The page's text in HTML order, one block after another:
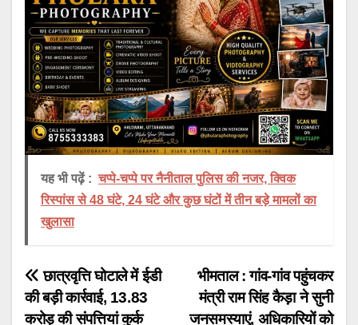
यह भी पढ़ें : चप्पे-चप्पे पर नैनीताल पुलिस की नजर, क्विक
रिस्पांस से 48 घंटे, 24 घंटे और कुछ घंटों में तीन बड़े मामलों का
खुलासा
Post
navigation
भीमताल : गांव-गांव पहुंचकर
मंत्री राम सिंह कैड़ा ने सुनी
जनसमस्याएं, अधिकारियों को
छात्रवृत्ति घोटाले में ईडी
की बड़ी कार्रवाई, 13.83
करोड़ की संपत्तियां कुर्क